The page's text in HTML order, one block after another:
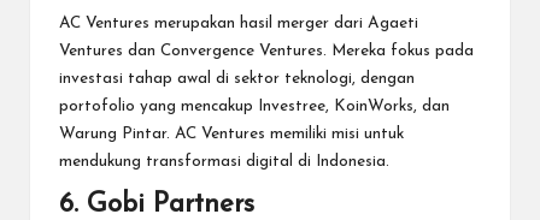
AC Ventures merupakan hasil merger dari Agaeti
Ventures dan Convergence Ventures. Mereka fokus pada
investasi tahap awal di sektor teknologi, dengan
portofolio yang mencakup Investree, KoinWorks, dan
Warung Pintar. AC Ventures memiliki misi untuk
mendukung transformasi digital di Indonesia.
6. Gobi Partners